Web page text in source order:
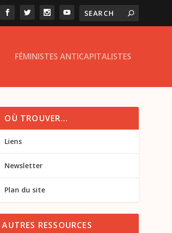
FÉMINISTES ANTICAPITALISTES
OÙ TROUVER…
Liens
Newsletter
Plan du site
AUTRES RESSOURCES